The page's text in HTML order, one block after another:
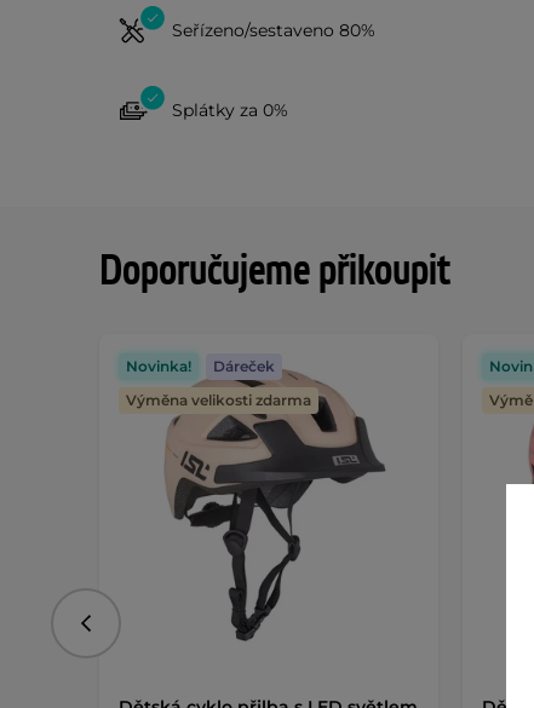
Seřízeno/sestaveno 80%
Splátky za 0%
Doporučujeme přikoupit
Novinka!
Dáreček
Výměna velikosti zdarma
Předchozí